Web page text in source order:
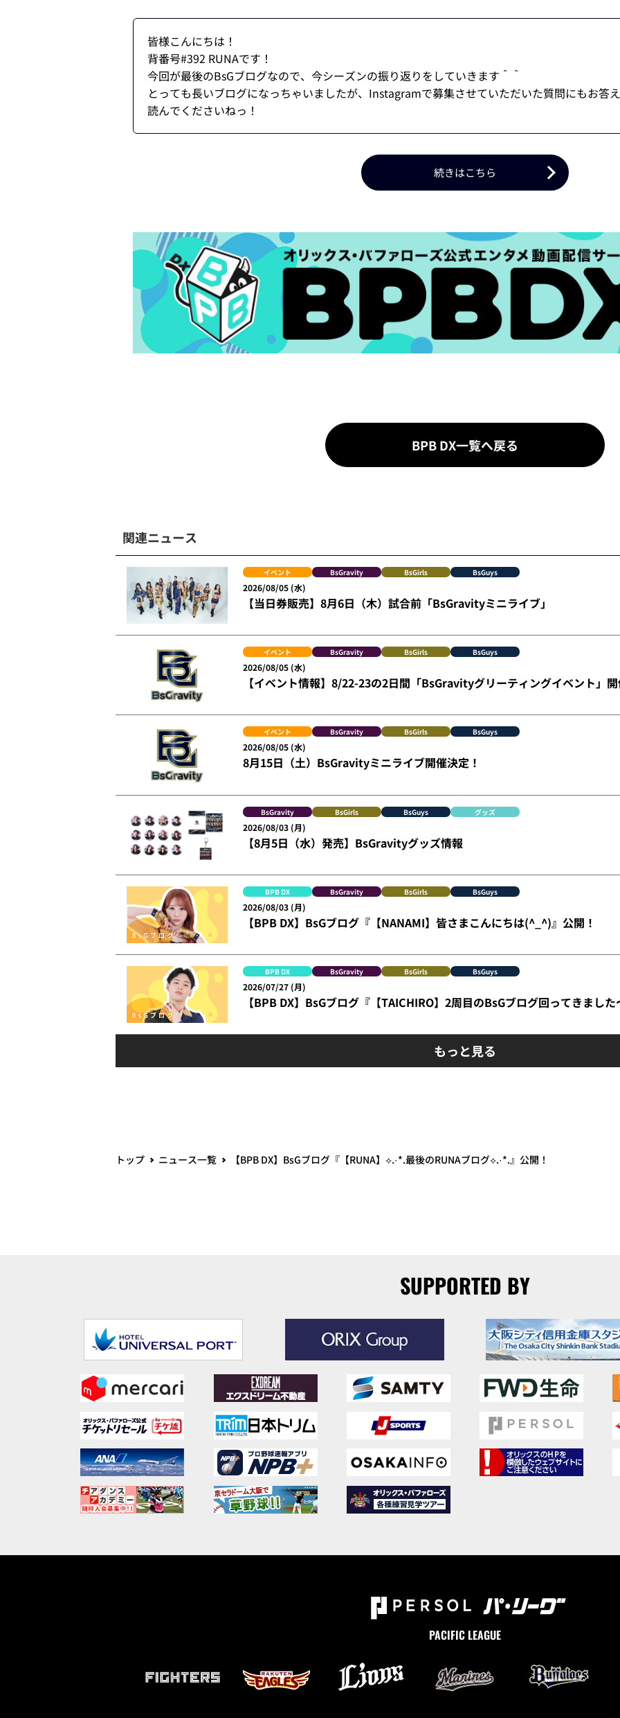
皆様こんにちは！
背番号#392 RUNAです！
今回が最後のBsGブログなので、今シーズンの振り返りをしていきます＾＾
とっても長いブログになっちゃいましたが、Instagramで募集させていただいた質問にもお答
読んでくださいねっ！
続きはこちら
BPB DX一覧へ戻る
関連ニュース
イベント BsGravity BsGirls BsGuys
2026/08/05 (水)
【当日券販売】8月6日（木）試合前「BsGravityミニライブ」
イベント BsGravity BsGirls BsGuys
2026/08/05 (水)
【イベント情報】8/22-23の2日間「BsGravityグリーティングイベント」
イベント BsGravity BsGirls BsGuys
2026/08/05 (水)
8月15日（土）BsGravityミニライブ開催決定！
BsGravity BsGirls BsGuys グッズ
2026/08/03 (月)
【8月5日（水）発売】BsGravityグッズ情報
BPB DX BsGravity BsGirls BsGuys
2026/08/03 (月)
【BPB DX】BsGブログ『【NANAMI】皆さまこんにちは(^_^)』公開！
BPB DX BsGravity BsGirls BsGuys
2026/07/27 (月)
【BPB DX】BsGブログ『【TAICHIRO】2周目のBsGブログ回ってきまし
もっと見る
トップ ニュース一覧 【BPB DX】BsGブログ『【RUNA】⟡.·*.最後のRUNAブログ⟡.·*.』公開！
SUPPORTED BY
PACIFIC LEAGUE